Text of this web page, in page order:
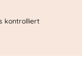
kontrolliert